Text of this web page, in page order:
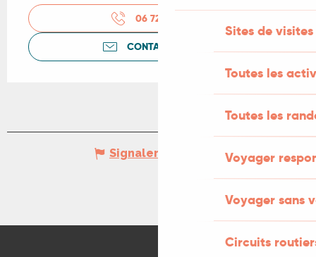
Sites de visites
Toutes les
Toutes les
Voyager
Voyager sans
Circuits
06 72 46 76
CONTACTEZ-NOUS
Signaler une erreur